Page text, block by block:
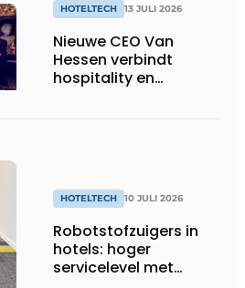
HOTELTECH 13 JULI 2026
Nieuwe CEO Van
Hessen verbindt
hospitality en
HOTELTECH 10 JULI 2026
Robotstofzuigers in
hotels: hoger
servicelevel met